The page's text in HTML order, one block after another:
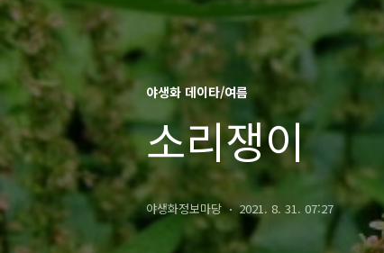
야생화 데이타/여름
소리쟁이
야생화정보마당 2021. 8. 31. 07:27